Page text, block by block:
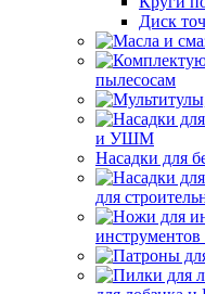
Диск
пылесосам
и УШМ
Насадки для
для
инструментов